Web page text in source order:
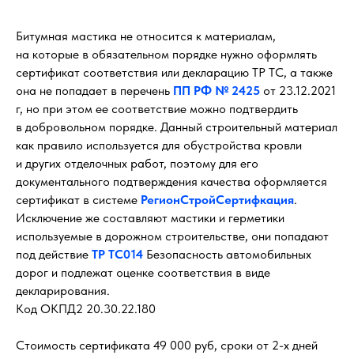
Битумная мастика не относится к материалам,
на которые в обязательном порядке нужно оформлять
сертификат соответствия или декларацию ТР ТС, а также
она не попадает в перечень ПП РФ № 2425 от 23.12.2021
г, но при этом ее соответствие можно подтвердить
в добровольном порядке. Данный строительный материал
как правило используется для обустройства кровли
и других отделочных работ, поэтому для его
документального подтверждения качества оформляется
сертификат в системе РегионСтройСертифкация.
Исключение же составляют мастики и герметики
используемые в дорожном строительстве, они попадают
под действие ТР ТС014 Безопасность автомобильных
дорог и подлежат оценке соответствия в виде
декларирования.
Код ОКПД2 20.30.22.180
Стоимость сертификата 49 000 руб, сроки от 2-х дней